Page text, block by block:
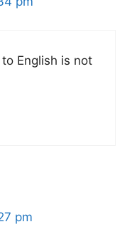
English is not
pm